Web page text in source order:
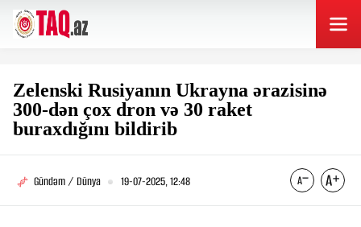
Zelenski Rusiyanın Ukrayna ərazisinə
300-dən çox dron və 30 raket
buraxdığını bildirib
Gündəm / Dünya 19-07-2025, 12:48